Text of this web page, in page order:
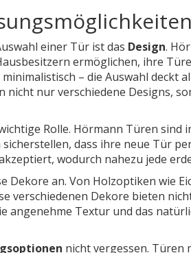
einer Tür ist das Design.
ermöglichen, ihre
– die Auswahl deckt
nicht nur verschiedene Designs,
Rolle. Hörmann Türen sind
dass ihre neue Tür
wodurch nahezu jede
Dekore an. Von Holzoptiken wie
verschiedenen Dekore bieten
angenehme Textur und das
nicht vergessen. Türen